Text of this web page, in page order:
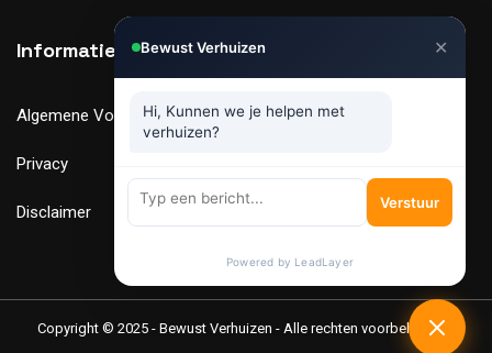
Informatie
Algemene Voorwaarden
Privacy
Disclaimer
Nuttige links
Tarieven
Copyright © 2025 - Bewust Verhuizen - Alle rechten voorbehouden
Bewust Verhuizen ✕
Hi, Kunnen we je helpen met
verhuizen?
Verstuur
Powered by LeadLayer